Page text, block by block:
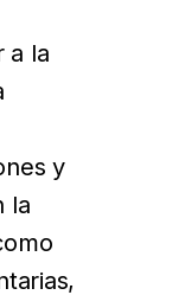
a la
y
la